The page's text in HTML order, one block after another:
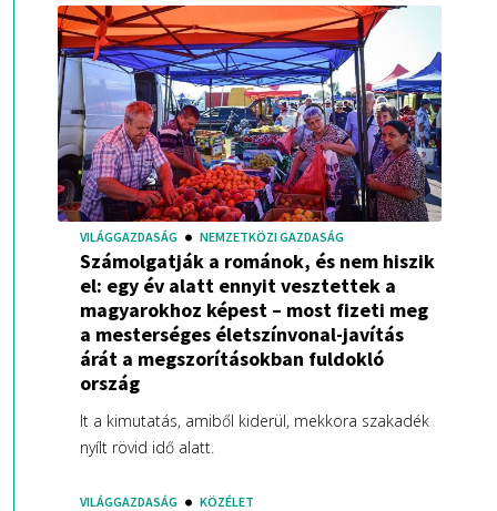
VILÁGGAZDASÁG NEMZETKÖZI GAZDASÁG
Számolgatják a románok, és nem hiszik
el: egy év alatt ennyit vesztettek a
magyarokhoz képest – most fizeti meg
a mesterséges életszínvonal-javítás
árát a megszorításokban fuldokló
ország
It a kimutatás, amiből kiderül, mekkora szakadék
nyílt rövid idő alatt.
VILÁGGAZDASÁG KÖZÉLET